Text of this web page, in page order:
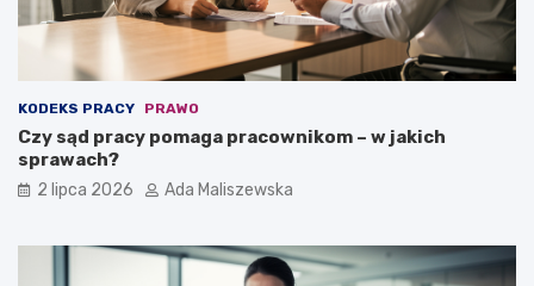
KODEKS PRACY PRAWO
Czy sąd pracy pomaga pracownikom – w jakich
sprawach?
2 lipca 2026 Ada Maliszewska